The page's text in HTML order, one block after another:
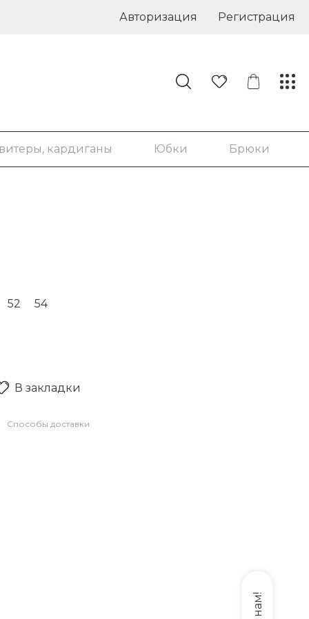
Авторизация Регистрация
кардиганы Юбки Брюки
52 54
В закладки
Способы доставки